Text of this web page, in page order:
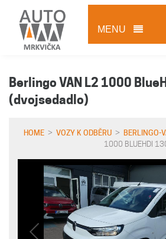
MENU
Berlingo VAN L2 1000
(dvojsedadlo)
HOME > VOZY K ODBĚRU > BERLINGO-
1000 BLUEHDI